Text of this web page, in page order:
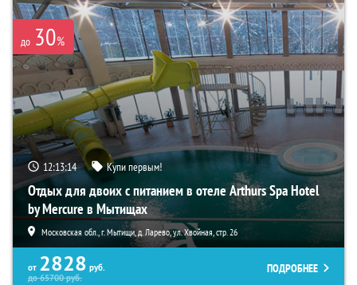
до 30%
12:13:13 Купи первым!
Отдых для двоих с питанием в отеле Arthurs Spa Hotel
by Mercure в Мытищах
Московская обл., г. Мытищи, д. Ларево, ул. Хвойная, стр. 26
от 2828 руб.
до65700руб.
ПОДРОБНЕЕ